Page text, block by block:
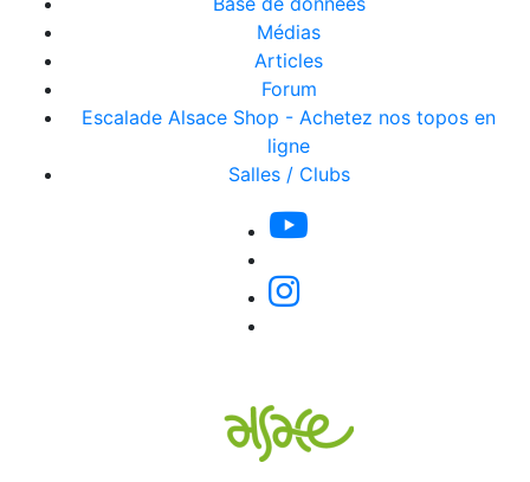
Médias
Articles
Forum
Escalade Alsace Shop - Achetez nos topos en
ligne
Salles / Clubs